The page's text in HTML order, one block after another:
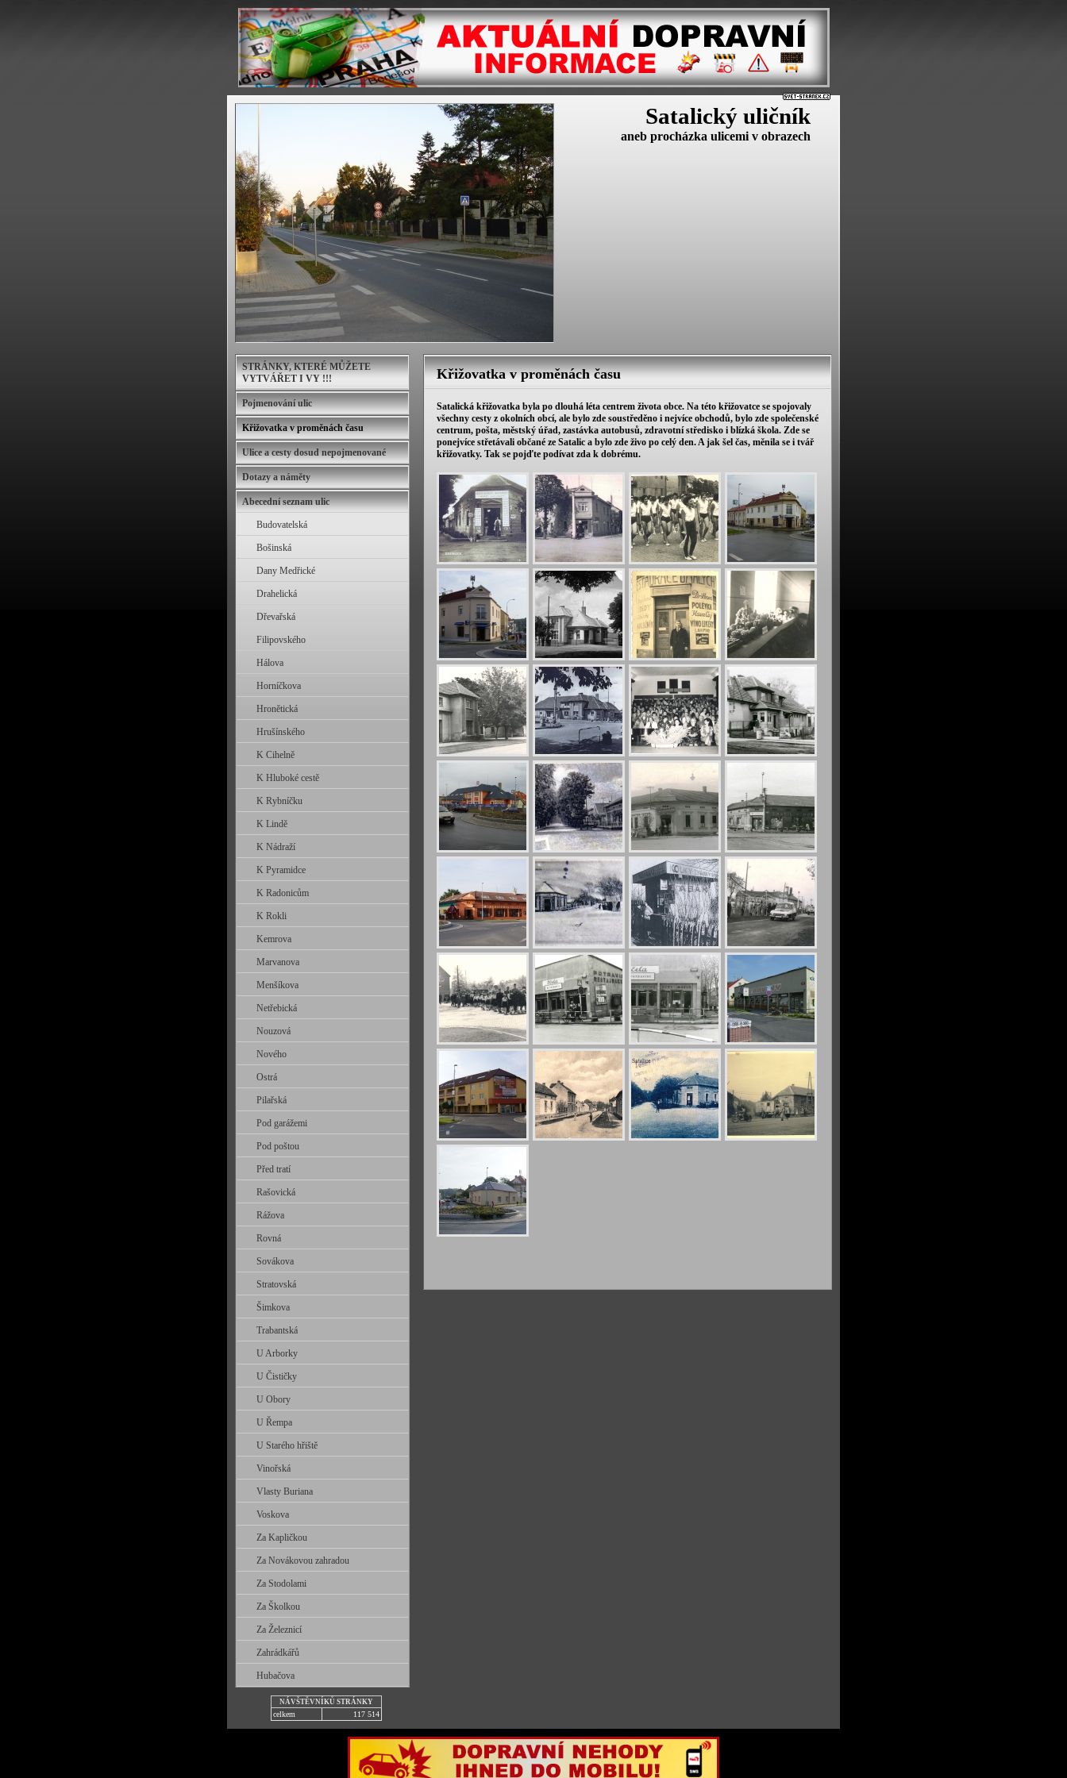
Satalický uličník
aneb procházka ulicemi v obrazech
Křižovatka v proměnách času
Satalická křižovatka byla po dlouhá léta centrem života obce. Na této křižovatce se spojovaly
všechny cesty z okolních obcí, ale bylo zde soustředěno i nejvíce obchodů, bylo zde společenské
centrum, pošta, městský úřad, zastávka autobusů, zdravotní středisko i blízká škola. Zde se
ponejvíce střetávali občané ze Satalic a bylo zde živo po celý den. A jak šel čas, měnila se i tvář
křižovatky. Tak se pojďte podívat zda k dobrému.
STRÁNKY, KTERÉ MŮŽETE
VYTVÁŘET I VY !!!
Pojmenování ulic
Křižovatka v proměnách času
Ulice a cesty dosud nepojmenované
Dotazy a náměty
Abecední seznam ulic
Budovatelská
Bošinská
Dany Medřické
Drahelická
Dřevařská
Filipovského
Hálova
Horníčkova
Hronětická
Hrušínského
K Cihelně
K Hluboké cestě
K Rybníčku
K Lindě
K Nádraží
K Pyramidce
K Radonicům
K Rokli
Kemrova
Marvanova
Menšíkova
Netřebická
Nouzová
Nového
Ostrá
Pilařská
Pod garážemi
Pod poštou
Před tratí
Rašovická
Rážova
Rovná
Sovákova
Stratovská
Šimkova
Trabantská
U Arborky
U Čističky
U Obory
U Řempa
U Starého hřiště
Vinořská
Vlasty Buriana
Voskova
Za Kapličkou
Za Novákovou zahradou
Za Stodolami
Za Školkou
Za Železnicí
Zahrádkářů
Hubačova
NÁVŠTĚVNÍKŮ STRÁNKY
celkem 117 514